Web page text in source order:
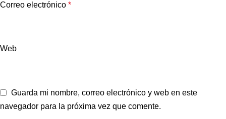
Correo electrónico *
Web
Guarda mi nombre, correo electrónico y web en este
navegador para la próxima vez que comente.